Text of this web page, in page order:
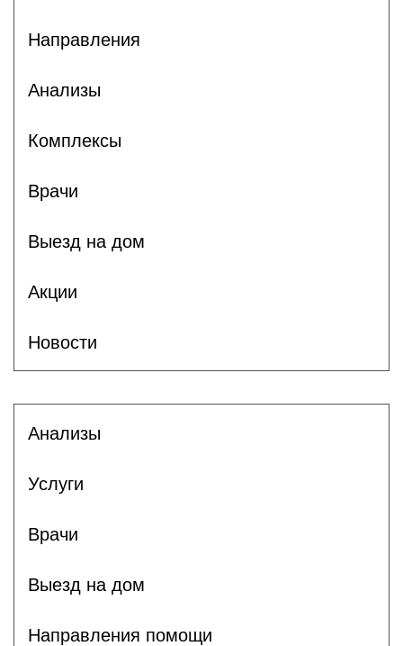
Направления
Анализы
Комплексы
Врачи
Выезд на дом
Акции
Новости
Анализы
Услуги
Врачи
Выезд на дом
Направления помощи